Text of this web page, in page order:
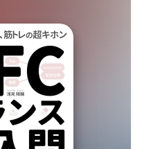
認定講師。 ◼︎自己紹介
では国内最高峰であ
も保有しており、い
まで株式や投資信託
に触れてきました
の投資」にも目を向
中でも特に意識して
や資産を増やすのも